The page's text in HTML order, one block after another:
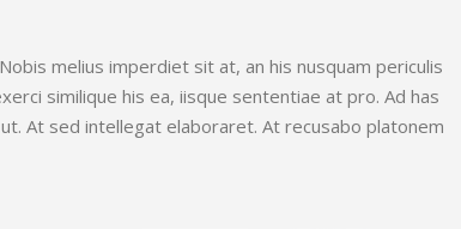
melius imperdiet sit at, an his nusquam periculis
similique his ea, iisque sententiae at pro. Ad has
At sed intellegat elaboraret. At recusabo platonem